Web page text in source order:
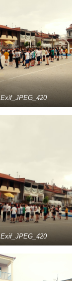
Exif_JPEG_420
Exif_JPEG_420